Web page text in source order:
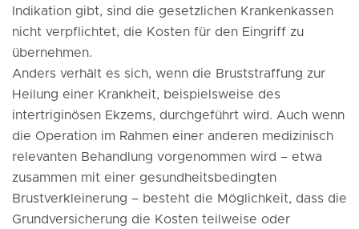
Indikation gibt, sind die gesetzlichen Krankenkassen
nicht verpflichtet, die Kosten für den Eingriff zu
übernehmen.
Anders verhält es sich, wenn die Bruststraffung zur
Heilung einer Krankheit, beispielsweise des
intertriginösen Ekzems, durchgeführt wird. Auch wenn
die Operation im Rahmen einer anderen medizinisch
relevanten Behandlung vorgenommen wird – etwa
zusammen mit einer gesundheitsbedingten
Brustverkleinerung – besteht die Möglichkeit, dass die
Grundversicherung die Kosten teilweise oder